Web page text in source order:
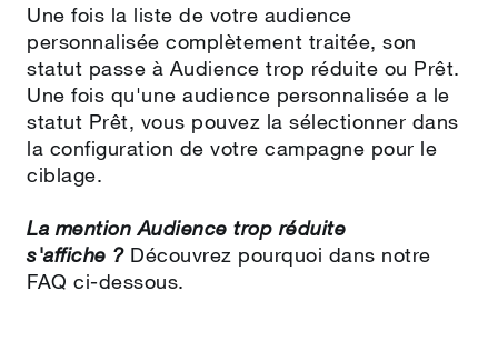
Une fois la liste de votre audience
personnalisée complètement traitée, son
statut passe à Audience trop réduite ou Prêt.
Une fois qu'une audience personnalisée a le
statut Prêt, vous pouvez la sélectionner dans
la configuration de votre campagne pour le
ciblage.
La mention Audience trop réduite
s'affiche ?Découvrez pourquoi dans notre
FAQ ci-dessous.